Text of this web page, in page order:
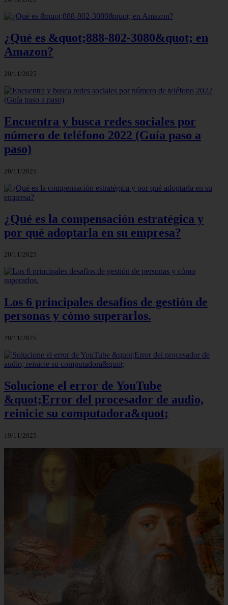
¿Qué es &quot;888-802-3080&quot; en
Amazon?
20/11/2025
Encuentra y busca redes sociales por
número de teléfono 2022 (Guía paso a
paso)
20/11/2025
¿Qué es la compensación estratégica y
por qué adoptarla en su empresa?
20/11/2025
Los 6 principales desafíos de gestión de
personas y cómo superarlos.
20/11/2025
Solucione el error de YouTube
&quot;Error del procesador de audio,
reinicie su computadora&quot;
19/11/2025